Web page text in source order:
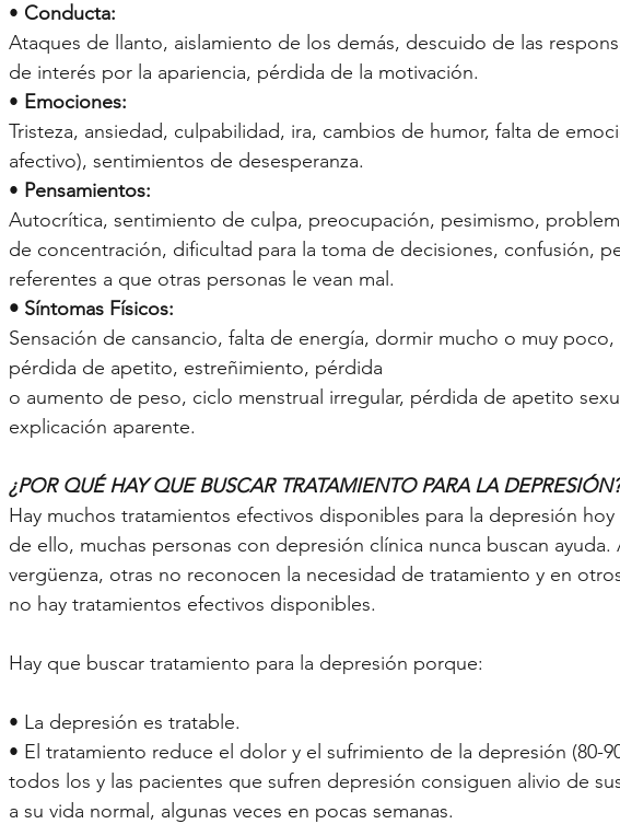
• Conducta:
Ataques de llanto, aislamiento de los demás, descuido de las
de interés por la apariencia, pérdida de la motivación.
• Emociones:
Tristeza, ansiedad, culpabilidad, ira, cambios de humor, falta de
afectivo), sentimientos de desesperanza.
• Pensamientos:
Autocrítica, sentimiento de culpa, preocupación, pesimismo,
de concentración, dificultad para la toma de decisiones, confusión,
referentes a que otras personas le vean mal.
• Síntomas Físicos:
Sensación de cansancio, falta de energía, dormir mucho o muy
pérdida de apetito, estreñimiento, pérdida
o aumento de peso, ciclo menstrual irregular, pérdida de apetito
explicación aparente.
¿POR QUÉ HAY QUE BUSCAR TRATAMIENTO PARA LA DEPRESIÓN?
Hay muchos tratamientos efectivos disponibles para la depresión
de ello, muchas personas con depresión clínica nunca buscan ayuda.
vergüenza, otras no reconocen la necesidad de tratamiento y en
no hay tratamientos efectivos disponibles.
Hay que buscar tratamiento para la depresión porque:
• La depresión es tratable.
• El tratamiento reduce el dolor y el sufrimiento de la depresión (80-
todos los y las pacientes que sufren depresión consiguen alivio de
a su vida normal, algunas veces en pocas semanas.